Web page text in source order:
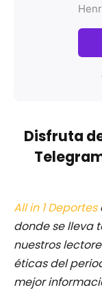
Disfruta
All in 1 Deportes
donde se lleva
nuestros
éticas del
mejor